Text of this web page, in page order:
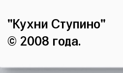
"Кухни Ступино"
© 2008 года.